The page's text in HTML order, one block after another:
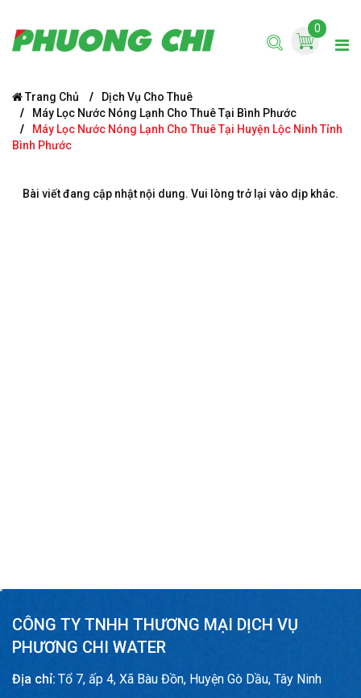
0
Trang Chủ
Dịch Vụ Cho Thuê
Máy Lọc Nước Nóng Lạnh Cho Thuê Tại Bình Phước
Máy Lọc Nước Nóng Lạnh Cho Thuê Tại Huyện Lộc Ninh Tỉnh
Bình Phước
Bài viết đang cập nhật nội dung. Vui lòng trở lại vào dịp khác.
CÔNG TY TNHH THƯƠNG MẠI DỊCH VỤ
PHƯƠNG CHI WATER
Địa chỉ: Tổ 7, ấp 4, Xã Bàu Đồn, Huyện Gò Dầu, Tây Ninh